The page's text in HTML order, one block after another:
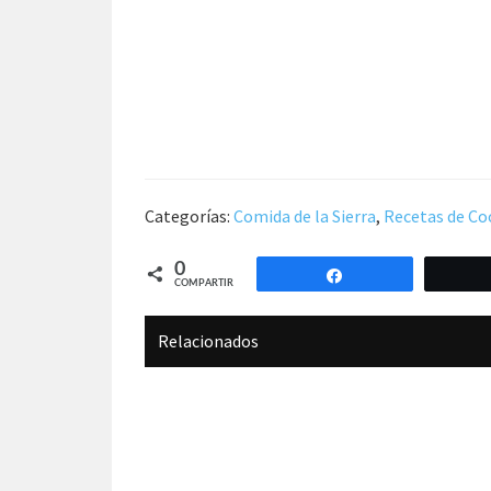
Categorías: Comida de la Sierra, Recetas de
0
COMPARTIR
Relacionados